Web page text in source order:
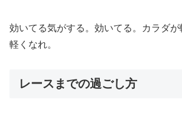
効いてる気がする。効いてる。カラダが
軽くなれ。
レースまでの過ごし方